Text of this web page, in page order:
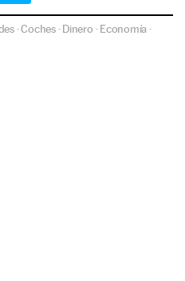
·Coches·Dinero ·Economía ·